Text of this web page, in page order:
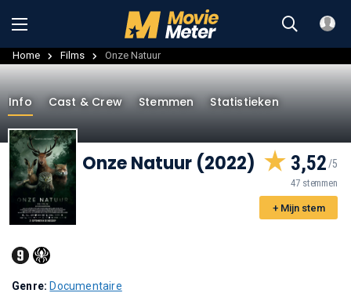
Home Films Onze Natuur
Info Cast & Crew Stemmen Statistieken
Onze Natuur (2022) 3,52
47 stemmen
+ Mijn stem
Genre: Documentaire